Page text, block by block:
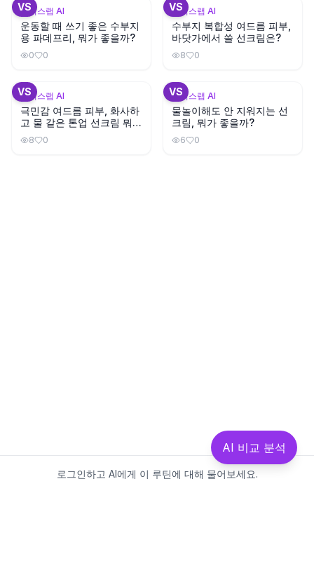
VS
뷰틱스랩 AI
운동할 때 쓰기 좋은 수부지
용 파데프리, 뭐가 좋을까?
0 0
VS
뷰틱스랩 AI
수부지 복합성 여드름 피부,
바닷가에서 쓸 선크림은?
8 0
VS
뷰틱스랩 AI
극민감 여드름 피부, 화사하
고 물 같은 톤업 선크림 뭐가
좋을까?
8 0
VS
뷰틱스랩 AI
물놀이해도 안 지워지는 선
크림, 뭐가 좋을까?
6 0
로그인하고 AI에게 이 루틴에 대해 물어보세요.
AI 비교 분석